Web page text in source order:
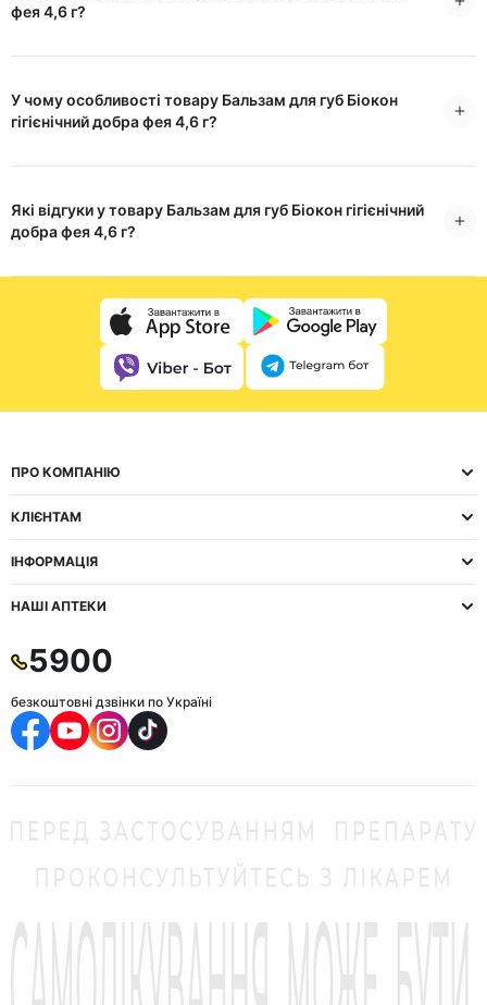
фея 4,6 г?
У чому особливості товару Бальзам для губ Біокон
гігієнічний добра фея 4,6 г?
Які відгуки у товару Бальзам для губ Біокон гігієнічний
добра фея 4,6 г?
ПРО КОМПАНІЮ
КЛІЄНТАМ
ІНФОРМАЦІЯ
НАШІ АПТЕКИ
5900
безкоштовні дзвінки по Україні